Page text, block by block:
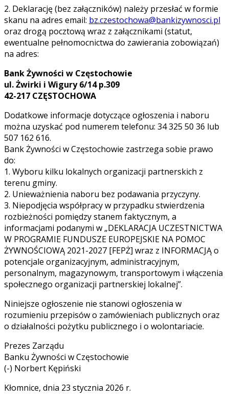
2. Deklarację (bez załączników) należy przesłać w formie
skanu na adres email: bz.czestochowa@bankizywnosci.pl
oraz drogą pocztową wraz z załącznikami (statut,
ewentualne pełnomocnictwa do zawierania zobowiązań)
na adres:
Bank Żywności w Częstochowie
ul. Żwirki i Wigury 6/14 p.309
42-217 CZĘSTOCHOWA
Dodatkowe informacje dotyczące ogłoszenia i naboru
można uzyskać pod numerem telefonu: 34 325 50 36 lub
507 162 616.
Bank Żywności w Częstochowie zastrzega sobie prawo
do:
1. Wyboru kilku lokalnych organizacji partnerskich z
terenu gminy.
2. Unieważnienia naboru bez podawania przyczyny.
3. Niepodjęcia współpracy w przypadku stwierdzenia
rozbieżności pomiędzy stanem faktycznym, a
informacjami podanymi w „DEKLARACJA UCZESTNICTWA
W PROGRAMIE FUNDUSZE EUROPEJSKIE NA POMOC
ŻYWNOŚCIOWĄ 2021-2027 [FEPŻ] wraz z INFORMACJĄ o
potencjale organizacyjnym, administracyjnym,
personalnym, magazynowym, transportowym i włączenia
społecznego organizacji partnerskiej lokalnej”.
Niniejsze ogłoszenie nie stanowi ogłoszenia w
rozumieniu przepisów o zamówieniach publicznych oraz
o działalności pożytku publicznego i o wolontariacie.
Prezes Zarządu
Banku Żywności w Częstochowie
(-) Norbert Kępiński
Kłomnice, dnia 23 stycznia 2026 r.